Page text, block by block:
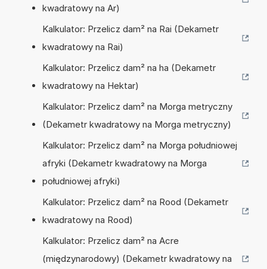
kwadratowy na Ar)
Kalkulator: Przelicz dam² na Rai (Dekametr
kwadratowy na Rai)
Kalkulator: Przelicz dam² na ha (Dekametr
kwadratowy na Hektar)
Kalkulator: Przelicz dam² na Morga metryczny
(Dekametr kwadratowy na Morga metryczny)
Kalkulator: Przelicz dam² na Morga południowej
afryki (Dekametr kwadratowy na Morga
południowej afryki)
Kalkulator: Przelicz dam² na Rood (Dekametr
kwadratowy na Rood)
Kalkulator: Przelicz dam² na Acre
(międzynarodowy) (Dekametr kwadratowy na